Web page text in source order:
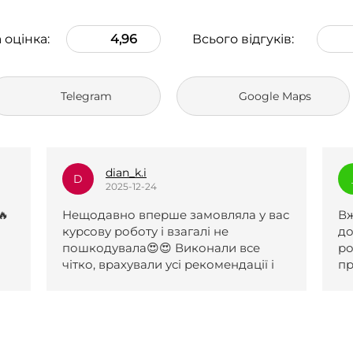
4,96 Всього відгуків:
Telegram Google Maps
_ _l.e.k.s.a.n.a_
2025-12-23
Вже два рази зверталася по вашу
допомогу, роботи чудові. Першу
роботу прийняли після одної
правки, другу з першого разу. За